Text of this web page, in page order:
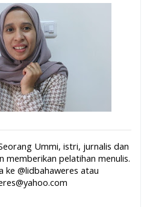
Ummi, istri, jurnalis dan
memberikan pelatihan menulis.
ke @lidbahaweres atau